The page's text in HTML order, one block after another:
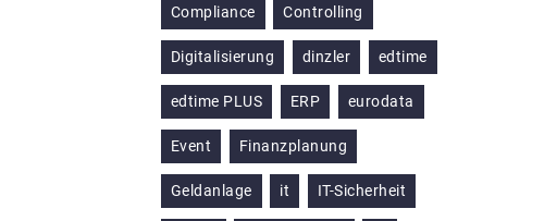
Compliance Controlling
Digitalisierung dinzler edtime
edtime PLUS ERP eurodata
Event Finanzplanung
Geldanlage it IT-Sicherheit